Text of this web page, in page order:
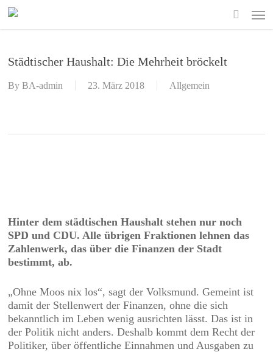
Skip
Städtischer Haushalt: Die Mehrheit bröckelt
By BA-admin 23. März 2018 Allgemein
Hinter dem städtischen Haushalt stehen nur noch
SPD und CDU. Alle übrigen Fraktionen lehnen das
Zahlenwerk, das über die Finanzen der Stadt
bestimmt, ab.
„Ohne Moos nix los“, sagt der Volksmund. Gemeint ist
damit der Stellenwert der Finanzen, ohne die sich
bekanntlich im Leben wenig ausrichten lässt. Das ist in
der Politik nicht anders. Deshalb kommt dem Recht der
Politiker, über öffentliche Einnahmen und Ausgaben zu